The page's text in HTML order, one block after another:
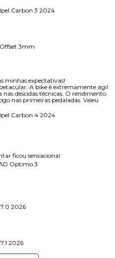
Carbon 3 2024
3mm
minhas expectativas!
A bike é extremamente ágil
nas descidas técnicas. O rendimento
nas primeiras pedaladas. Valeu
Carbon 4 2024
ficou sensacional
Optimo 3
2026
2026